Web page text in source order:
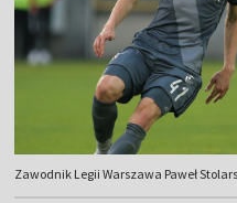
Zawodnik Legii Warszawa Paweł